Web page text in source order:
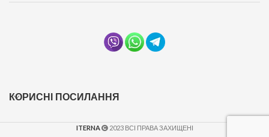
КОРИСНІ ПОСИЛАННЯ
ITERNA 2023 ВСІ ПРАВА ЗАХИЩЕНІ